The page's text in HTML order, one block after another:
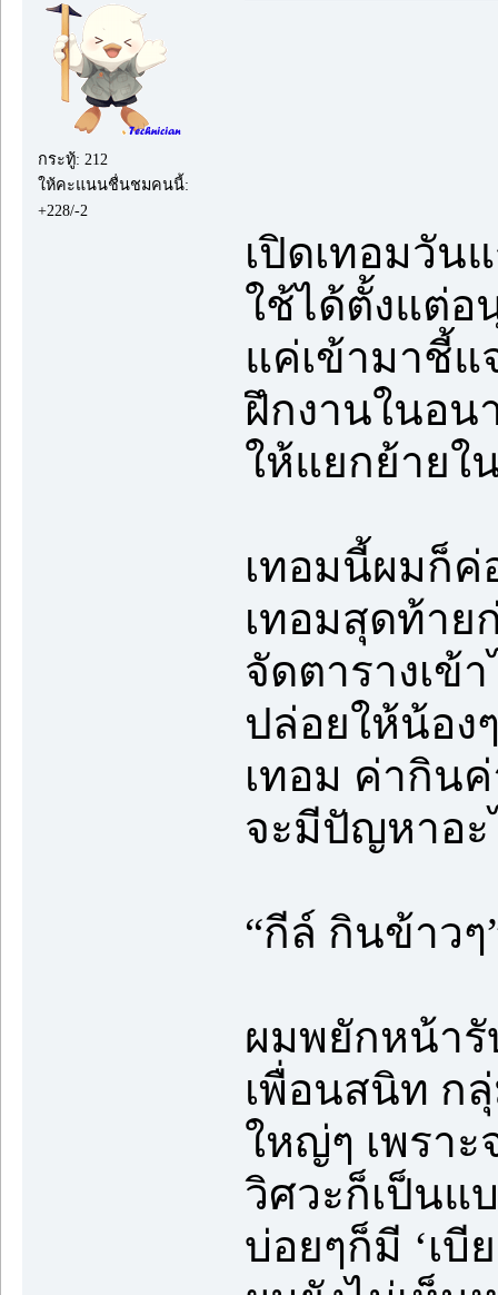
กระทู้: 212
ให้คะแนนชื่นชมคนนี้:
+228/-2
เปิดเทอมวัน
ใช้ได้ตั้งแต่อ
แค่เข้ามาชี้แ
ฝึกงานในอ
ให้แยกย้ายใ
เทอมนี้ผมก็ค่
เทอมสุดท้าย
จัดตารางเข้
ปล่อยให้น้อง
เทอม ค่ากิน
จะมีปัญหาอะ
“กีล์ กินข้าวๆ
ผมพยักหน้ารั
เพื่อนสนิท ก
ใหญ่ๆ เพรา
วิศวะก็เป็นแ
บ่อยๆก็มี ‘เบี